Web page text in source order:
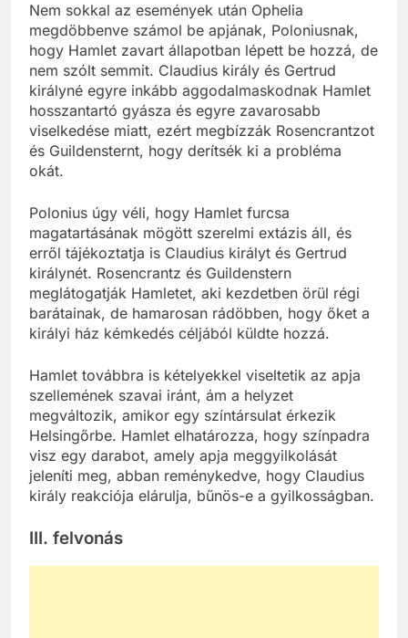
Nem sokkal az események után Ophelia
megdöbbenve számol be apjának, Poloniusnak,
hogy Hamlet zavart állapotban lépett be hozzá, de
nem szólt semmit. Claudius király és Gertrud
királyné egyre inkább aggodalmaskodnak Hamlet
hosszantartó gyásza és egyre zavarosabb
viselkedése miatt, ezért megbízzák Rosencrantzot
és Guildensternt, hogy derítsék ki a probléma
okát.
Polonius úgy véli, hogy Hamlet furcsa
magatartásának mögött szerelmi extázis áll, és
erről tájékoztatja is Claudius királyt és Gertrud
királynét. Rosencrantz és Guildenstern
meglátogatják Hamletet, aki kezdetben örül régi
barátainak, de hamarosan rádöbben, hogy őket a
királyi ház kémkedés céljából küldte hozzá.
Hamlet továbbra is kételyekkel viseltetik az apja
szellemének szavai iránt, ám a helyzet
megváltozik, amikor egy színtársulat érkezik
Helsingőrbe. Hamlet elhatározza, hogy színpadra
visz egy darabot, amely apja meggyilkolását
jeleníti meg, abban reménykedve, hogy Claudius
király reakciója elárulja, bűnös-e a gyilkosságban.
III. felvonás